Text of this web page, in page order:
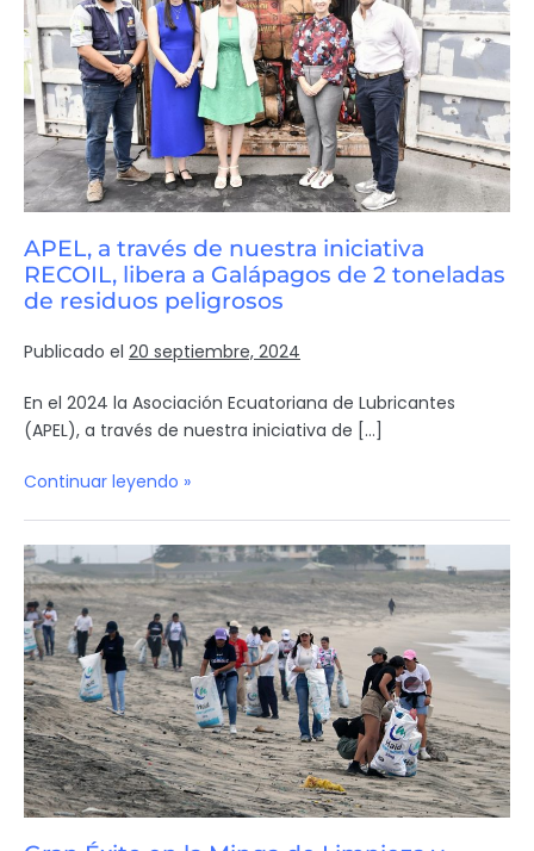
APEL, a través de nuestra iniciativa
RECOIL, libera a Galápagos de 2 toneladas
de residuos peligrosos
Publicado el 20 septiembre, 2024
En el 2024 la Asociación Ecuatoriana de Lubricantes
(APEL), a través de nuestra iniciativa de […]
Continuar leyendo »